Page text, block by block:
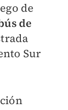
de
de
Sur